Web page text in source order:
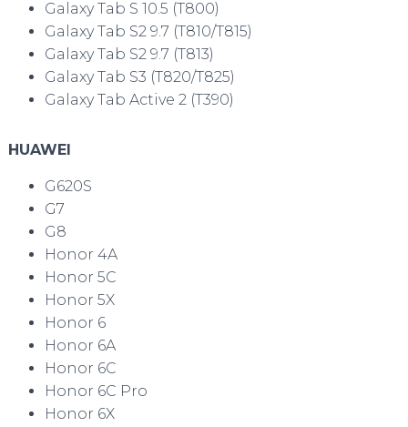
Galaxy Tab S 10.5 (T800)
Galaxy Tab S2 9.7 (T810/T815)
Galaxy Tab S2 9.7 (T813)
Galaxy Tab S3 (T820/T825)
Galaxy Tab Active 2 (T390)
HUAWEI
G620S
G7
G8
Honor 4A
Honor 5C
Honor 5X
Honor 6
Honor 6A
Honor 6C
Honor 6C Pro
Honor 6X